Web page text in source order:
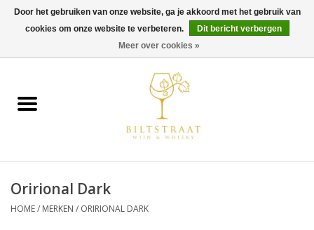
0 Artikelen - €0,00
Wijn
Gin & Tonic
Orirional Dark
HOME/ MERKEN / ORIRIONAL DARK
Door het gebruiken van onze website, ga je akkoord met het gebruik van
cookies om onze website te verbeteren.
Dit bericht verbergen
Meer over cookies »